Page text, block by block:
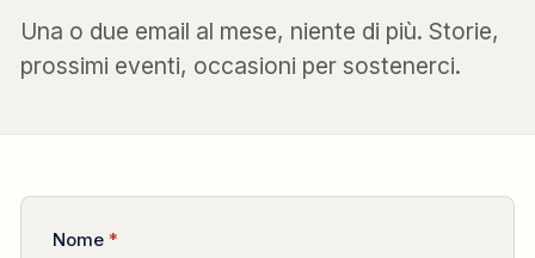
Una o due email al mese, niente di più. Storie,
prossimi eventi, occasioni per sostenerci.
Nome *